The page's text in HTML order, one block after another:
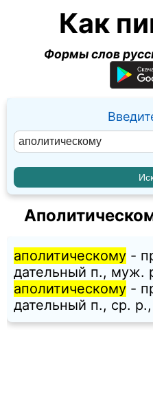
Как
Формы слов
аполитическому -
дательный п., муж.
аполитическому -
дательный п., ср.